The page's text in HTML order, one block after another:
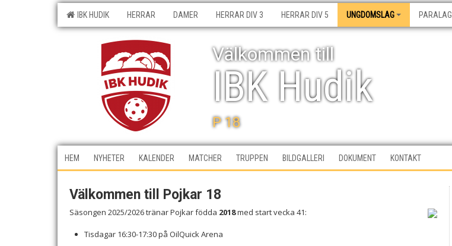
IBK HUDIK HERRAR DAMER HERRAR DIV 3 HERRAR DIV 5 UNGDOMSLAG PARALAG
IBK Hudik
Välkommen till
P 18
HEM NYHETER KALENDER MATCHER TRUPPEN BILDGALLERI DOKUMENT KONTAKT
Välkommen till Pojkar 18
Säsongen 2025/2026 tränar Pojkar födda 2018med start vecka 41:
Tisdagar 16:30-17:30 på OilQuick Arena